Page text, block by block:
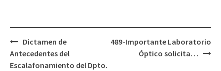
Navegación
de
entradas
Dictamen de
Antecedentes del
Escalafonamiento del Dpto.
489-Importante Laboratorio
Óptico solicita…